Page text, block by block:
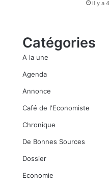
il y a
Catégories
A la une
Agenda
Annonce
Café de l'Economiste
Chronique
De Bonnes Sources
Dossier
Economie